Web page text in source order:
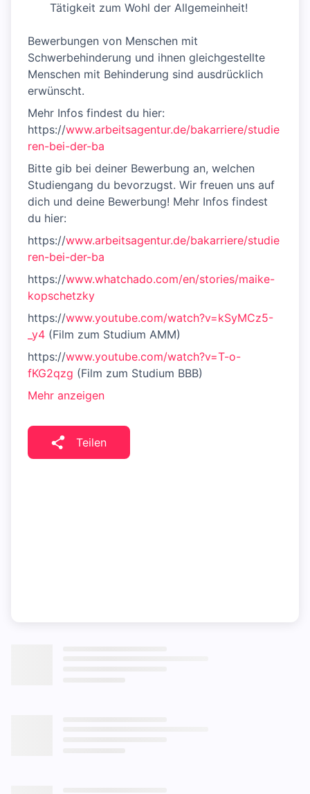
Tätigkeit zum Wohl der Allgemeinheit!
Bewerbungen von Menschen mit
Schwerbehinderung und ihnen gleichgestellte
Menschen mit Behinderung sind ausdrücklich
erwünscht.
Mehr Infos findest du hier:
https://www.arbeitsagentur.de/bakarriere/studie
ren-bei-der-ba
Bitte gib bei deiner Bewerbung an, welchen
Studiengang du bevorzugst. Wir freuen uns auf
dich und deine Bewerbung! Mehr Infos findest
du hier:
https://www.arbeitsagentur.de/bakarriere/studie
ren-bei-der-ba
https://www.whatchado.com/en/stories/maike-
kopschetzky
https://www.youtube.com/watch?v=kSyMCz5-
_y4 (Film zum Studium AMM)
https://www.youtube.com/watch?v=T-o-
fKG2qzg (Film zum Studium BBB)
Mehr anzeigen
Teilen